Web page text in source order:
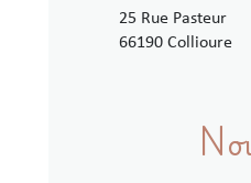
25 Rue Pasteur
66190 Collioure